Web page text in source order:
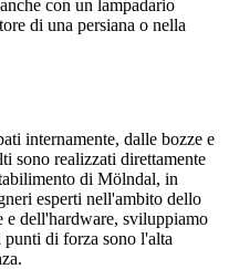
con un lampadario
di una persiana o nella
internamente, dalle bozze e
sono realizzati direttamente
di Mölndal, in
esperti nell'ambito dello
dell'hardware, sviluppiamo
di forza sono l'alta